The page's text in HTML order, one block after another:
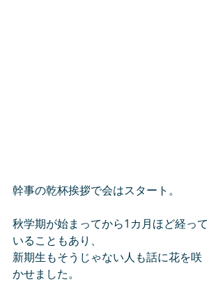
幹事の乾杯挨拶で会はスタート。
秋学期が始まってから1カ月ほど経って
いることもあり、
新期生もそうじゃない人も話に花を咲
かせました。